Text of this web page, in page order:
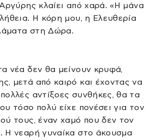
κλαίει από χαρά. «Η μάνα
Η κόρη μου, η Ελευθερία
στη Δώρα.
νέα δεν θα μείνουν κρυφά,
μετά από καιρό και έχοντας να
πολλές αντίξοες συνθήκες, θα τα
τόσο πολύ είχε πονέσει για τον
τους, έναν χαμό που δεν τον
Η νεαρή γυναίκα στο άκουσμα